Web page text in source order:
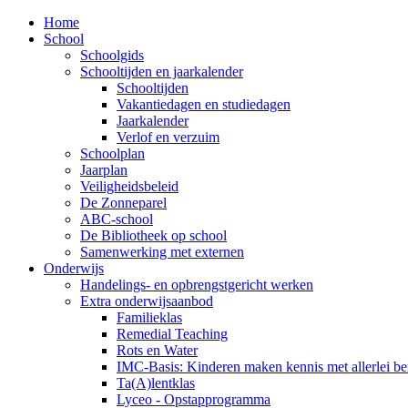
Home
School
Schoolgids
Schooltijden en jaarkalender
Schooltijden
Vakantiedagen en studiedagen
Jaarkalender
Verlof en verzuim
Schoolplan
Jaarplan
Veiligheidsbeleid
De Zonneparel
ABC-school
De Bibliotheek op school
Samenwerking met externen
Onderwijs
Handelings- en opbrengstgericht werken
Extra onderwijsaanbod
Familieklas
Remedial Teaching
Rots en Water
IMC-Basis: Kinderen maken kennis met allerlei
Ta(A)lentklas
Lyceo - Opstapprogramma